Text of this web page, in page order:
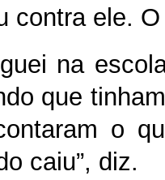
contra ele.
na
que
o
caiu”, diz.